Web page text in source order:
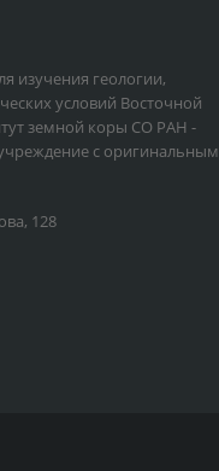
изучения геологии,
условий Восточной
земной коры СО РАН -
с оригинальным
128